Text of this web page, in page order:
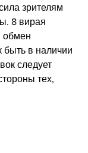
зрителям
8 вирая
обмен
быть в наличии
следует
тех,